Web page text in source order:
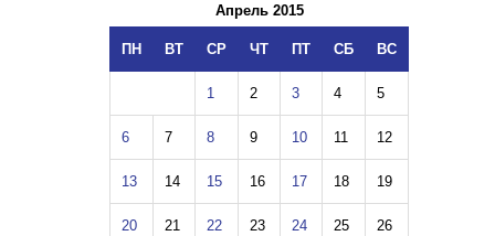
Апрель 2015
ПН ВТ СР ЧТ ПТ СБ ВС
1 2 3 4 5
6 7 8 9 10 11 12
13 14 15 16 17 18 19
20 21 22 23 24 25 26